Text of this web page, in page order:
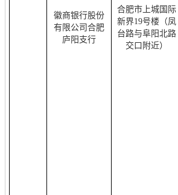
徽商银行股份
有限公司合肥
庐阳支行
合肥市上城国际
新界19号楼（凤
台路与阜阳北路
交口附近）